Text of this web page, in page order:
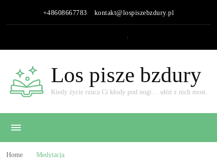
+48608667783 kontakt@lospiszebzdury.pl
Los pisze bzdury
Kiedy życie rzuca Ci kłody pod nogi… ułóż z nich most.
Home Medytacja